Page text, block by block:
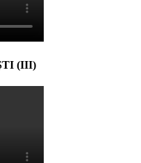
(III)